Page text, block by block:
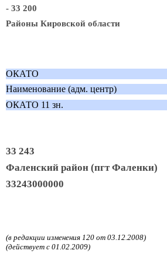
- 33 200
Районы Кировской области
ОКАТО
Наименование (адм. центр)
ОКАТО 11 зн.
33 243
Фаленский район (пгт Фаленки)
33243000000
(в редакции изменения 120 от 03.12.2008)
(действует с 01.02.2009)